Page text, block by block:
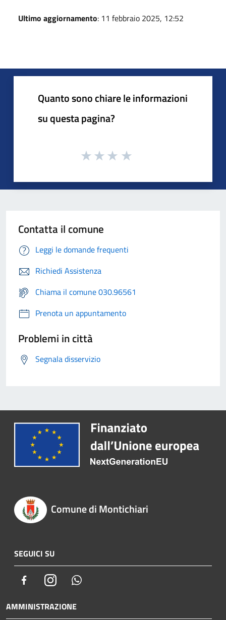
Ultimo aggiornamento: 11 febbraio 2025, 12:52
Quanto sono chiare le informazioni
su questa pagina?
Contatta il comune
Leggi le domande frequenti
Richiedi Assistenza
Chiama il comune 030.96561
Prenota un appuntamento
Problemi in città
Segnala disservizio
Comune di Montichiari
SEGUICI SU
FacebookInstagram
AMMINISTRAZIONE